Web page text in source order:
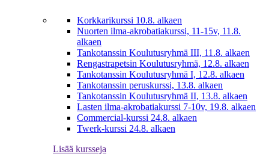
Korkkarikurssi 10.8. alkaen
Nuorten ilma-akrobatiakurssi, 11-15v, 11.8.
alkaen
Tankotanssin Koulutusryhmä III, 11.8. alkaen
Rengastrapetsin Koulutusryhmä, 12.8. alkaen
Tankotanssin Koulutusryhmä I, 12.8. alkaen
Tankotanssin peruskurssi, 13.8. alkaen
Tankotanssin Koulutusryhmä II, 13.8. alkaen
Lasten ilma-akrobatiakurssi 7-10v, 19.8. alkaen
Commercial-kurssi 24.8. alkaen
Twerk-kurssi 24.8. alkaen
Lisää kursseja